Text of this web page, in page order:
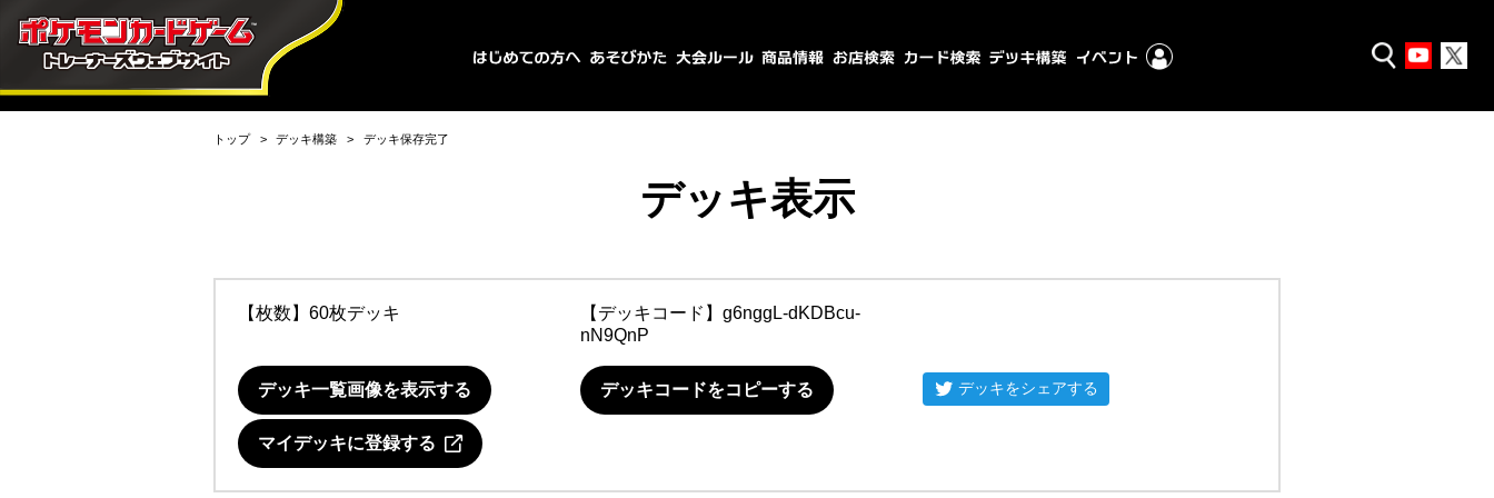
トップ デッキ構築 デッキ保存完了
デッキ表示
【枚数】60枚デッキ 【デッキコード】 g6nggL-dKDBcu-
nN9QnP
デッキ一覧画像を表示する デッキコードをコピーする デッキをシェアする
マイデッキに登録する